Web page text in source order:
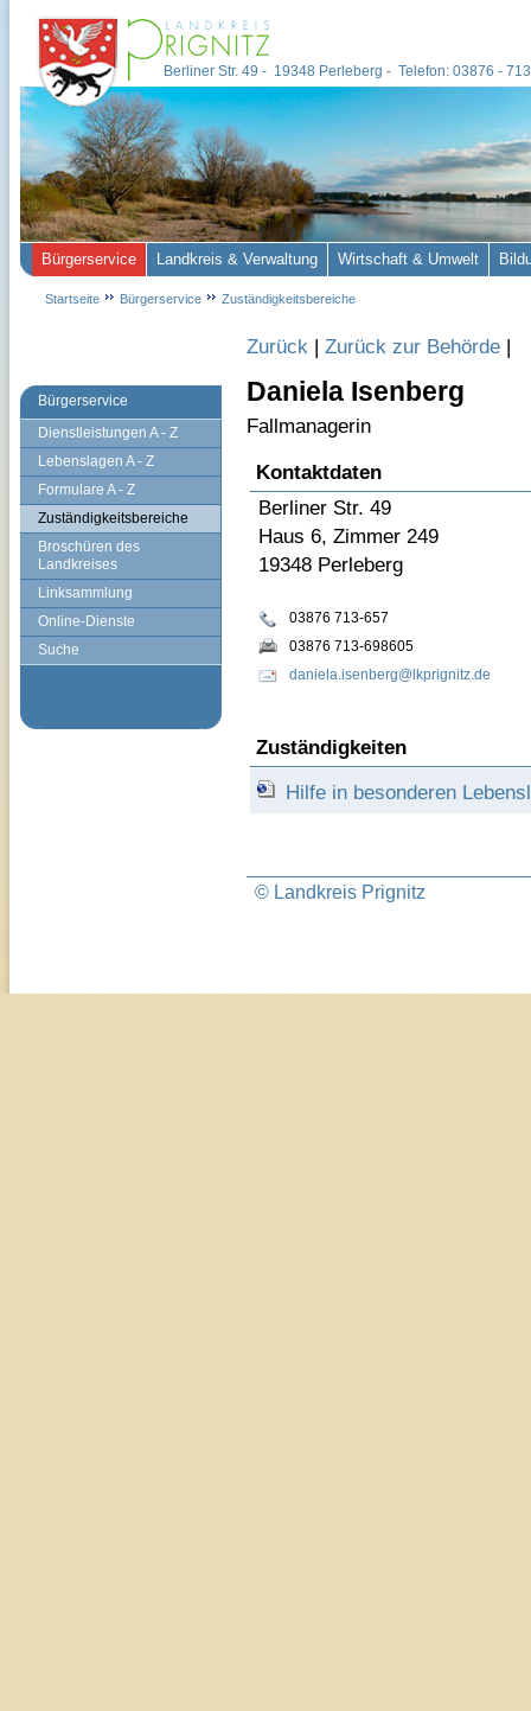
Bürgerservice
Dienstleistungen A - Z
Lebenslagen A - Z
Formulare A - Z
Zuständigkeitsbereiche
Broschüren des
Landkreises
Linksammlung
Online-Dienste
Suche
Zurück | Zurück zur Behörde |
Daniela Isenberg
Fallmanagerin
Kontaktdaten
Berliner Str. 49
Haus 6, Zimmer 249
19348 Perleberg
03876 713-657
03876 713-698605
daniela.isenberg@lkprignitz.de
Zuständigkeiten
Hilfe in besonderen
© Landkreis Prignitz
Berliner Str. 49 - 19348 Perleberg - Telefon: 03876 -
Bürgerservice Landkreis & Verwaltung Wirtschaft & Umwelt
Startseite Bürgerservice Zuständigkeitsbereiche